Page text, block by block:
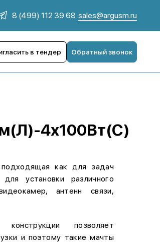
8 (499) 112 39 68 sales@argusm.ru
в тендер Обратный звонок
4х100Вт(С)
как для задач
установки различного
антенн связи,
позволяет
и поэтому такие мачты